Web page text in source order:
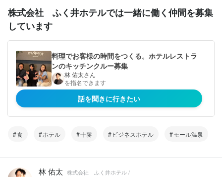
株式会社 ふく井ホテルでは一緒に働く仲間を募集
しています
料理でお客様の時間をつくる。ホテルレストラ
ンのキッチンクルー募集
林 佑太さん
を指名できます
話を聞きに行きたい
食 ホテル 十勝 ビジネスホテル モール温泉
林 佑太 株式会社 ふく井ホテル /